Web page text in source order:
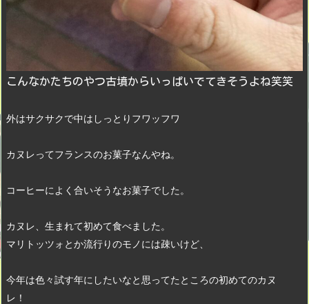
こんなかたちのやつ古墳からいっぱいでてきそうよね笑笑
外はサクサクで中はしっとりフワッフワ
カヌレってフランスのお菓子なんやね。
コーヒーによく合いそうなお菓子でした。
カヌレ、生まれて初めて食べました。
マリトッツォとか流行りのモノには疎いけど、
今年は色々試す年にしたいなと思ってたところの初めてのカヌ
レ！